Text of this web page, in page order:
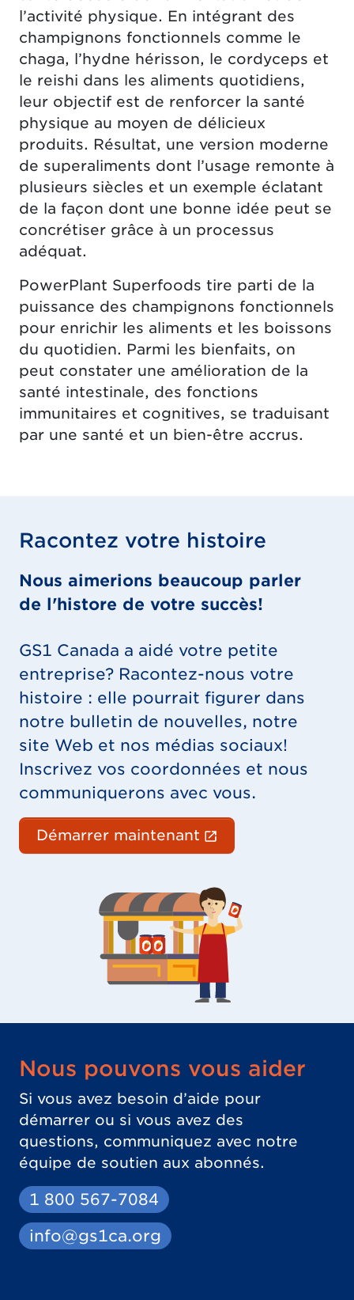
l’activité physique. En intégrant des
champignons fonctionnels comme le
chaga, l’hydne hérisson, le cordyceps et
le reishi dans les aliments quotidiens,
leur objectif est de renforcer la santé
physique au moyen de délicieux
produits. Résultat, une version moderne
de superaliments dont l’usage remonte à
plusieurs siècles et un exemple éclatant
de la façon dont une bonne idée peut se
concrétiser grâce à un processus
adéquat.
PowerPlant Superfoods tire parti de la
puissance des champignons fonctionnels
pour enrichir les aliments et les boissons
du quotidien. Parmi les bienfaits, on
peut constater une amélioration de la
santé intestinale, des fonctions
immunitaires et cognitives, se traduisant
par une santé et un bien-être accrus.
Racontez votre histoire
Nous aimerions beaucoup parler
de l'histore de votre succès!
GS1 Canada a aidé votre petite
entreprise? Racontez-nous votre
histoire : elle pourrait figurer dans
notre bulletin de nouvelles, notre
site Web et nos médias sociaux!
Inscrivez vos coordonnées et nous
communiquerons avec vous.
Démarrer maintenant
Nous pouvons vous aider
Si vous avez besoin d’aide pour
démarrer ou si vous avez des
questions, communiquez avec notre
équipe de soutien aux abonnés.
1 800 567-7084
info@gs1ca.org